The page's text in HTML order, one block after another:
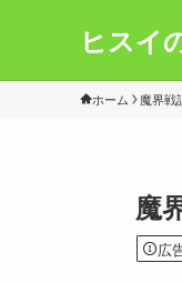
ヒスイ
ホーム 魔界戦
魔
広